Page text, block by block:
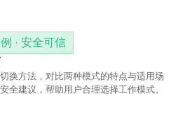
· 安全可信
换方法，对比两种模式的特点与适用场
全建议，帮助用户合理选择工作模式。